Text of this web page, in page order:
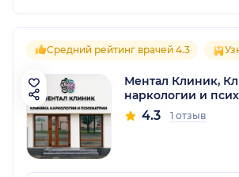
Средний рейтинг врачей 4.3
Ментал Клиник,
наркологии и
4.3 1 отзыв